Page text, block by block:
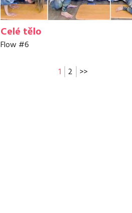
Celé tělo
Flow #6
1 2 >>